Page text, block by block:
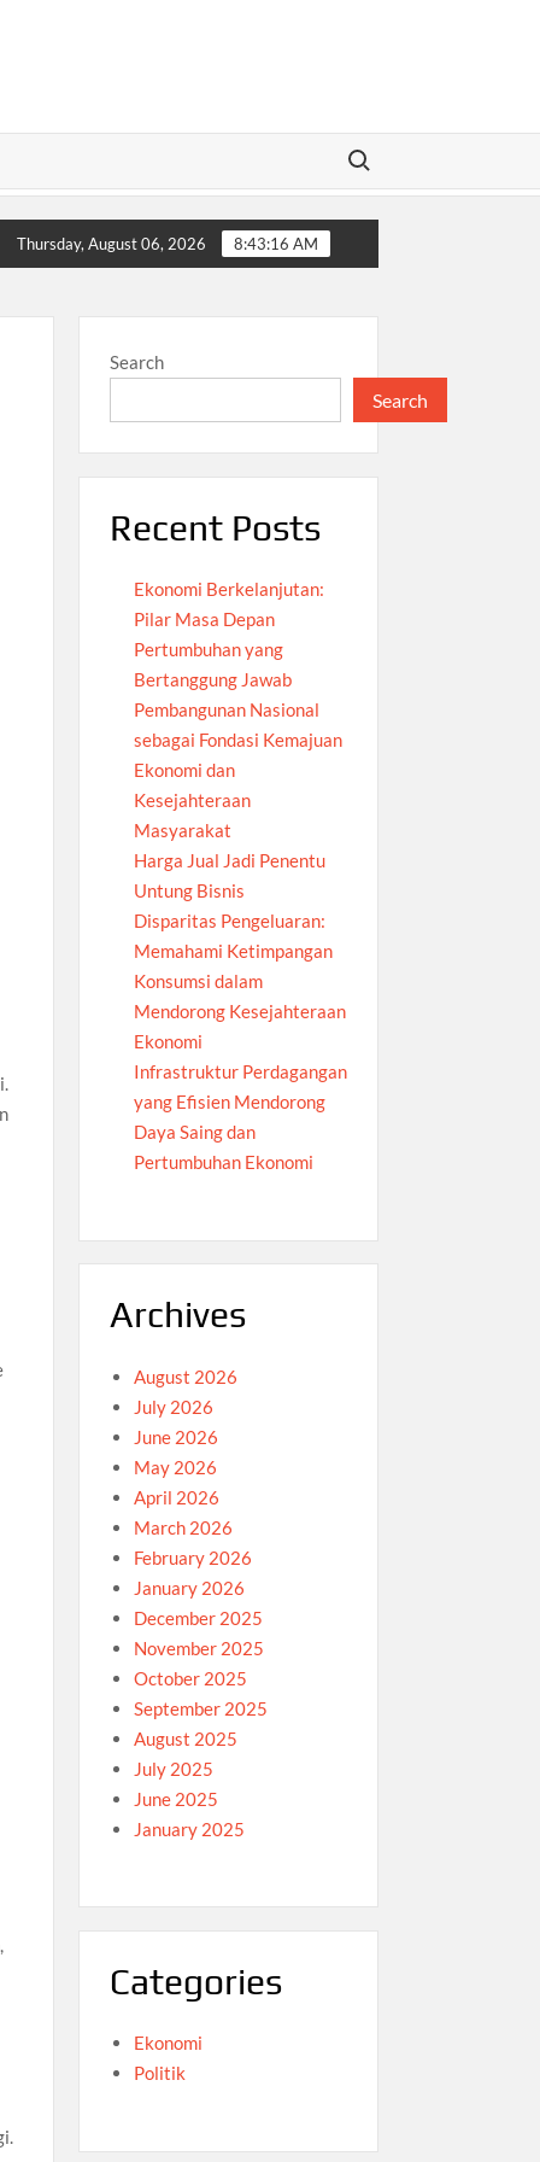
Search for:
Masyarakat Harga Jual Jadi Penentu Untung Bisnis
Thursday, August 06, 2026 8:43:16 AM
Search
Search
Recent Posts
Ekonomi Berkelanjutan:
Pilar Masa Depan
Pertumbuhan yang
Bertanggung Jawab
Pembangunan Nasional
sebagai Fondasi Kemajuan
Ekonomi dan
Kesejahteraan
Masyarakat
Harga Jual Jadi Penentu
Untung Bisnis
Disparitas Pengeluaran:
Memahami Ketimpangan
Konsumsi dalam
Mendorong Kesejahteraan
Ekonomi
Infrastruktur Perdagangan
yang Efisien Mendorong
Daya Saing dan
Pertumbuhan Ekonomi
Archives
August 2026
July 2026
June 2026
May 2026
April 2026
March 2026
February 2026
January 2026
December 2025
November 2025
October 2025
September 2025
August 2025
July 2025
June 2025
January 2025
Categories
Ekonomi
Politik